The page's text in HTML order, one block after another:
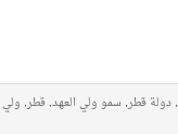
,دولة قطر, سمو ولي العهد,قطر, ولي